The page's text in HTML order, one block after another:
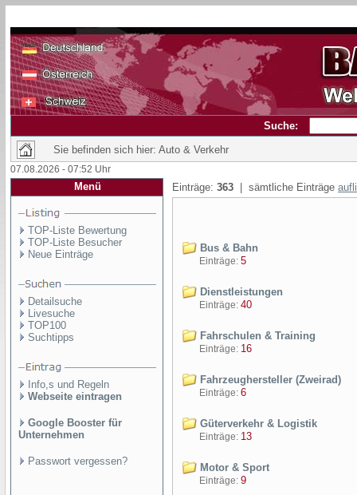
Suche:
Sie befinden sich hier: Auto & Verkehr
07.08.2026 - 07:52 Uhr
Menü
TOP-Liste Bewertung
TOP-Liste Besucher
Neue Einträge
Detailsuche
Livesuche
TOP100
Suchtipps
Info,s und Regeln
Webseite eintragen
Google Booster für
Unternehmen
Passwort vergessen?
Einträge: 363 | sämtliche Einträge
Bus & Bahn
Einträge: 5
Dienstleistungen
Einträge: 40
Fahrschulen & Training
Einträge: 16
Fahrzeughersteller (Zweirad)
Einträge: 6
Güterverkehr & Logistik
Einträge: 13
Motor & Sport
Einträge: 9